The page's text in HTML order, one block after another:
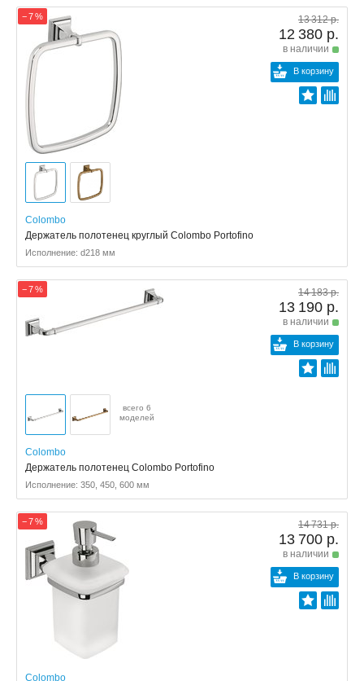
− 7 % 13 312 р.
12 380 р.
в наличии
В корзину
Colombo
Держатель полотенец круглый Colombo Portofino
Исполнение: d218 мм
− 7 % 14 183 р.
13 190 р.
в наличии
В корзину
всего 6
моделей
Colombo
Держатель полотенец Colombo Portofino
Исполнение: 350, 450, 600 мм
− 7 % 14 731 р.
13 700 р.
в наличии
В корзину
Colombo